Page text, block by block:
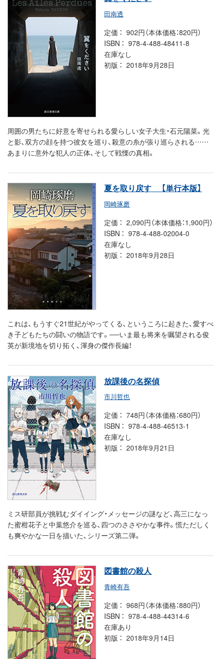
田南透
定価
902円（本体価格：820円）
ISBN
978-4-488-48411-8
在庫なし
初版
2018年9月28日
周囲の男たちに好意を寄せられる愛らしい女子大生・石元陽菜。光
と影、双方の顔を持つ彼女を巡り、殺意の糸が張り巡らされる……
あまりに意外な犯人の正体、そして戦慄の真相。
夏を取り戻す 【単行本版】
岡崎琢磨
定価
2,090円（本体価格：1,900円）
ISBN
978-4-488-02004-0
在庫なし
初版
2018年9月28日
これは、もうすぐ21世紀がやってくる、というころに起きた、愛すべ
き子どもたちの闘いの物語です。──いま最も将来を嘱望される俊
英が新境地を切り拓く、渾身の傑作長編！
放課後の名探偵
市川哲也
定価
748円（本体価格：680円）
ISBN
978-4-488-46513-1
在庫なし
初版
2018年9月21日
ミス研部員が挑戦むダイイング・メッセージの謎など、高三になっ
た蜜柑花子と中葉悠介を巡る、四つのささやかな事件。慌ただしく
も爽やかな一日を描いた、シリーズ第二弾。
図書館の殺人
青崎有吾
定価
968円（本体価格：880円）
ISBN
978-4-488-44314-6
在庫あり
初版
2018年9月14日